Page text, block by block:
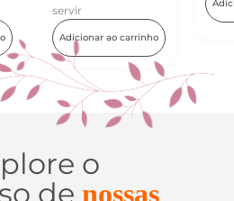
ao carrinho
Adicionar ao carrinho
o
de nossas